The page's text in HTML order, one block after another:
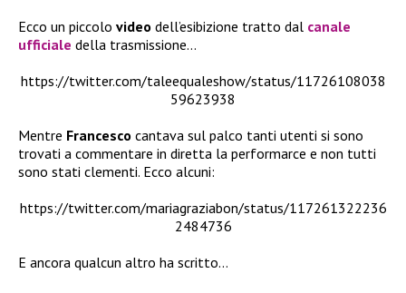
Ecco un piccolo video dell’esibizione tratto dal canale
ufficiale della trasmissione…
https://twitter.com/taleequaleshow/status/11726108038
59623938
Mentre Francesco cantava sul palco tanti utenti si sono
trovati a commentare in diretta la performarce e non tutti
sono stati clementi. Ecco alcuni:
https://twitter.com/mariagraziabon/status/117261322236
2484736
E ancora qualcun altro ha scritto…